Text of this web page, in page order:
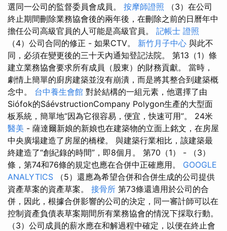
選同一公司的監督委員會成員。 按摩師證照 （3）在公司
終止期間刪除業務協會後的兩年後，在刪除之前的日曆年中
擔任公司高級官員的人可能是高級官員。 記帳士 證照
（4）公司合同的修正 - 如果CTV。 新竹月子中心 與此不
同，必須在變更後的三十天內通知登記法院。 第13（1）條
建立業務協會要求所有成員（股東）的財務貢獻。 當時，
劇情上簡單的廚房建築並沒有崩潰，而是將其整合到建築概
念中。 台中養生會館 對於結構的一組元素，他選擇了由
Siófok的SáévstructionCompany Polygon生產的大型面
板系統，簡單地“因為它很容易，便宜，快速可用”。 24米
醫美 - 薩達爾新娘的新娘也在建築物的立面上銘文，在房屋
中央廣場建造了房屋的橋樑。 與建築行業相比，該建築最
終建造了“創紀錄的時間”，即8個月。 第70（1） - （3）
條，第74和76條的規定也應在合併中正確應用。 GOOGLE
ANALYTICS （5）還應為希望合併和合併生成的公司提供
資產草案的資產草案。 接骨所 第73條還適用於公司的合
併，因此，根據合併影響的公司的決定，同一審計師可以在
控制資產負債表草案期間所有業務協會的情況下採取行動。
（3）公司成員的薪水應在和解過程中確定，以便在終止會